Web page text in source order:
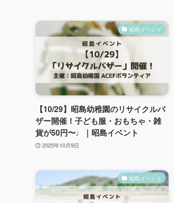
昭島イベント
【10/29】昭島幼稚園のリサイクルバ
ザー開催！子ども服・おもちゃ・雑
貨が50円〜♩｜昭島イベント
2025年10月9日
昭島イベント